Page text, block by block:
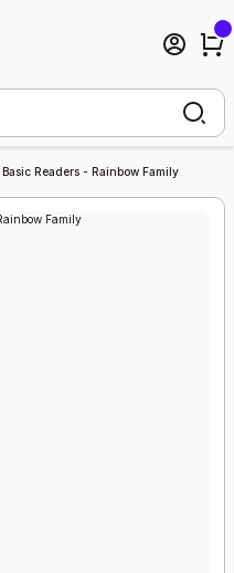
Basic Readers - Rainbow Family